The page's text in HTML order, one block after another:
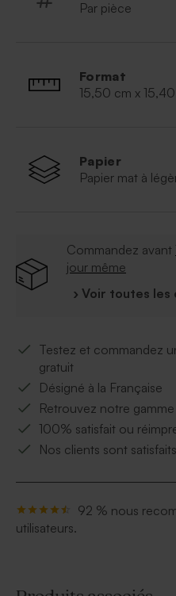
vos proches. Pour
Par pièce
Format
15,50 cm x
Papier
Papier mat à
Commandez avant
jour même
› Voir toutes
Testez et commandez
gratuit
Désigné à la Française
Retrouvez notre
100% satisfait ou
Nos clients sont
92 % nous
utilisateurs.